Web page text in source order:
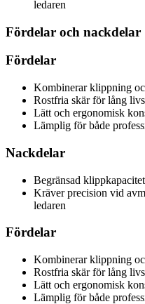
ledaren
Fördelar och nackdelar
Fördelar
Kombinerar klippning
Rostfria skär för lång
Lätt och ergonomisk
Lämplig för både
Nackdelar
Begränsad
Kräver precision vid
ledaren
Fördelar
Kombinerar klippning
Rostfria skär för lång
Lätt och ergonomisk
Lämplig för både